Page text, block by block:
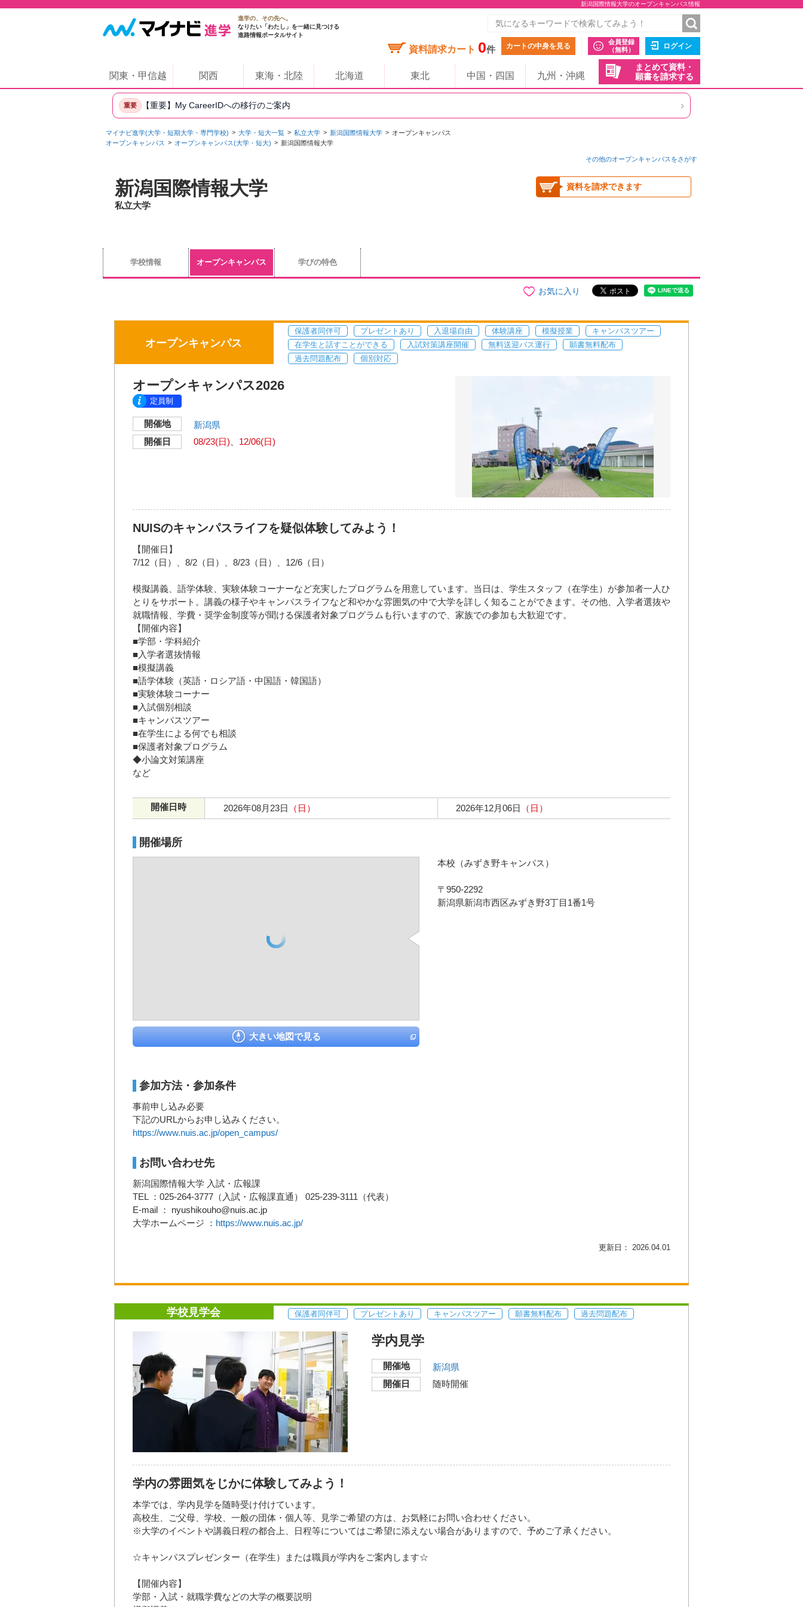
新潟国際情報大学のオープンキャンパス情報
進学の、その先へ。
なりたい「わたし」を一緒に見つける
進路情報ポータルサイト
資料請求カート 0件 カートの中身を見る
会員登録
（無料）
ログイン
まとめて資料・
願書を請求する
関東・甲信越 関西 東海・北陸 北海道 東北 中国・四国 九州・沖縄
重要 【重要】My CareerIDへの移行のご案内 ›
マイナビ進学(大学・短期大学・専門学校) 大学・短大一覧 私立大学 新潟国際情報大学
オープンキャンパス
オープンキャンパス
オープンキャンパス(大学・短大) 新潟国際情報大学
その他のオープンキャンパスをさがす
新潟国際情報大学
私立大学
資料を請求できます
学校情報 オープンキャンパス 学びの特色
お気に入り
オープンキャンパス
保護者同伴可 プレゼントあり 入退場自由 体験講座 模擬授業
キャンパスツアー
在学生と話すことができる
入試対策講座開催 無料送迎バス運行
願書無料配布
過去問題配布
個別対応
オープンキャンパス2026
定員制
開催地
新潟県
開催日
08/23(日) 12/06(日)
NUISのキャンパスライフを疑似体験してみよう！
【開催日】
7/12（日）、8/2（日）、8/23（日）、12/6（日）
模擬講義、語学体験、実験体験コーナーなど充実したプログラムを用意しています。当日は、学生スタッフ（在学生）が参加者一人ひ
とりをサポート。講義の様子やキャンパスライフなど和やかな雰囲気の中で大学を詳しく知ることができます。その他、入学者選抜や
就職情報、学費・奨学金制度等が聞ける保護者対象プログラムも行いますので、家族での参加も大歓迎です。
【開催内容】
■学部・学科紹介
■入学者選抜情報
■模擬講義
■語学体験（英語・ロシア語・中国語・韓国語）
■実験体験コーナー
■入試個別相談
■キャンパスツアー
■在学生による何でも相談
■保護者対象プログラム
◆小論文対策講座
など
開催日時 2026年08月23日 （日） 2026年12月06日 （日）
開催場所
大きい地図で見る
本校（みずき野キャンパス）
〒950-2292
新潟県新潟市西区みずき野3丁目1番1号
参加方法・参加条件
事前申し込み必要
下記のURLからお申し込みください。
https://www.nuis.ac.jp/open_campus/
お問い合わせ先
新潟国際情報大学 入試・広報課
TEL ：025-264-3777（入試・広報課直通） 025-239-3111（代表）
E-mail ： nyushikouho@nuis.ac.jp
大学ホームページ ： https://www.nuis.ac.jp/
更新日： 2026.04.01
学校見学会 保護者同伴可 プレゼントあり キャンパスツアー 願書無料配布 過去問題配布
学内見学
開催地
新潟県
開催日
随時開催
学内の雰囲気をじかに体験してみよう！
本学では、学内見学を随時受け付けています。
高校生、ご父母、学校、一般の団体・個人等、見学ご希望の方は、お気軽にお問い合わせください。
※大学のイベントや講義日程の都合上、日程等についてはご希望に添えない場合がありますので、予めご了承ください。
☆キャンパスプレゼンター（在学生）または職員が学内をご案内します☆
【開催内容】
学部・入試・就職学費などの大学の概要説明